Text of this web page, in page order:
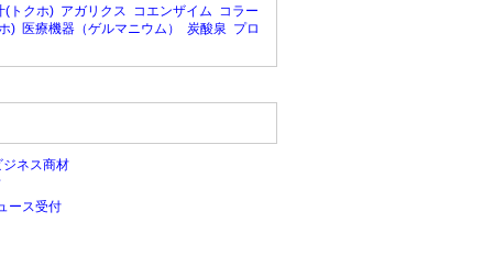
(トクホ) アガリクス コエンザイム コラー
) 医療機器（ゲルマニウム） 炭酸泉 プロ
ジネス商材
ース受付